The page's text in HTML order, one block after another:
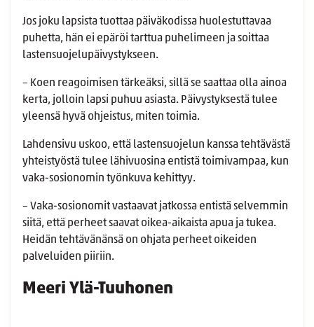
Jos joku lapsista tuottaa päiväkodissa huolestuttavaa
puhetta, hän ei epäröi tarttua puhelimeen ja soittaa
lastensuojelupäivystykseen.
– Koen reagoimisen tärkeäksi, sillä se saattaa olla ainoa
kerta, jolloin lapsi puhuu asiasta. Päivystyksestä tulee
yleensä hyvä ohjeistus, miten toimia.
Lahdensivu uskoo, että lastensuojelun kanssa tehtävästä
yhteistyöstä tulee lähivuosina entistä toimivampaa, kun
vaka-sosionomin työnkuva kehittyy.
– Vaka-sosionomit vastaavat jatkossa entistä selvemmin
siitä, että perheet saavat oikea-aikaista apua ja tukea.
Heidän tehtävänänsä on ohjata perheet oikeiden
palveluiden piiriin.
Meeri Ylä-Tuuhonen